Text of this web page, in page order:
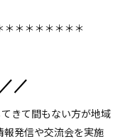
＊＊＊＊＊＊＊＊
／
てきて間もない方が地域
報発信や交流会を実施